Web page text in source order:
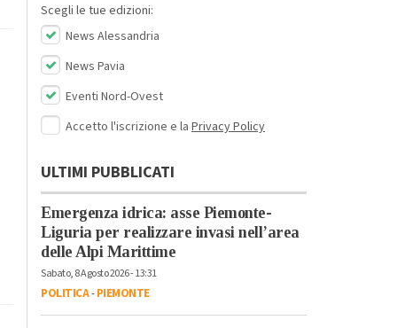
Scegli le tue edizioni:
News Alessandria
News Pavia
Eventi Nord-Ovest
Accetto l'iscrizione e la Privacy Policy
ULTIMI PUBBLICATI
Emergenza idrica: asse Piemonte-
Liguria per realizzare invasi nell’area
delle Alpi Marittime
Sabato, 8 Agosto 2026 - 13:31
POLITICA-PIEMONTE